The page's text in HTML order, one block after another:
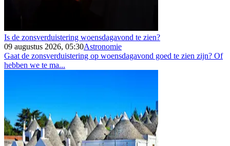
Is de zonsverduistering woensdagavond te zien?
09 augustus 2026, 05:30Astronomie
Gaat de zonsverduistering op woensdagavond goed te zien zijn? Of
hebben we te ma...